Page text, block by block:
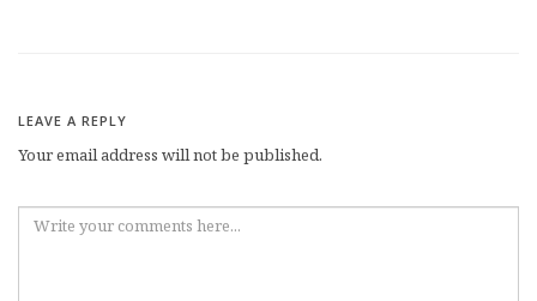
LEAVE A REPLY
Your email address will not be published.